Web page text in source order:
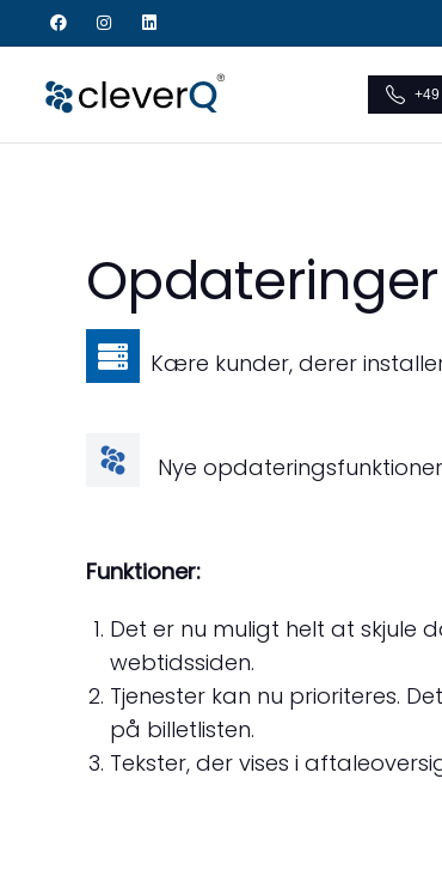
Opdateringer
Kære kunder, derer
Nye
Funktioner:
Det er nu muligt helt at skjule
webtidssiden.
Tjenester kan nu prioriteres.
på billetlisten.
Tekster, der vises i